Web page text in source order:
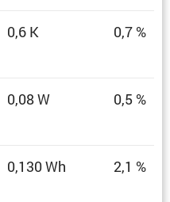
0,6 K 0,7 %
0,08 W 0,5 %
0,130 Wh 2,1 %